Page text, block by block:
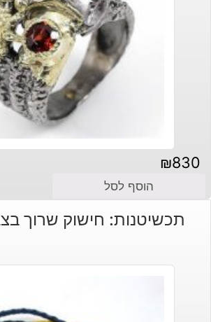
₪830
הוסף לסל
תכשיטנות: חישוק שרוך